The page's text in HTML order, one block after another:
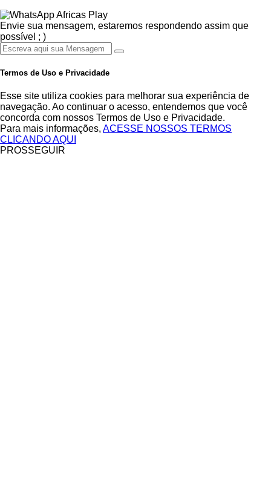
Africas Play
Envie sua mensagem, estaremos respondendo assim que
possível ; )
Termos de Uso e Privacidade
Esse site utiliza cookies para melhorar sua experiência de
navegação. Ao continuar o acesso, entendemos que você
concorda com nossos Termos de Uso e Privacidade.
Para mais informações, ACESSE NOSSOS TERMOS
CLICANDO AQUI
PROSSEGUIR